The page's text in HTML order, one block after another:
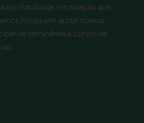
confiabilidade em relação aos
felizes em ajudar nossos
de seminários e cursos de